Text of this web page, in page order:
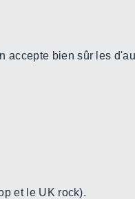
accepte bien sûr les
et le UK rock).